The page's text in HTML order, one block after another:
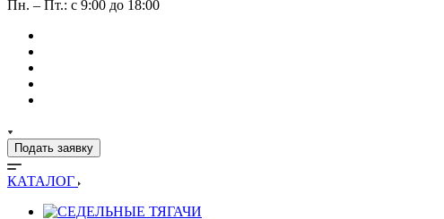
Пн. – Пт.: с 9:00 до 18:00
Подать заявку
КАТАЛОГ